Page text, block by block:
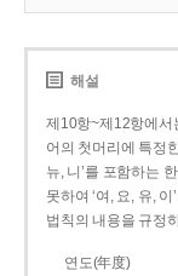
해설
제10항~제12항에서
어의 첫머리에 특정
뉴, 니’를 포함하는
못하여 ‘여, 요, 유,
법칙의 내용을 규정
연도(年度)